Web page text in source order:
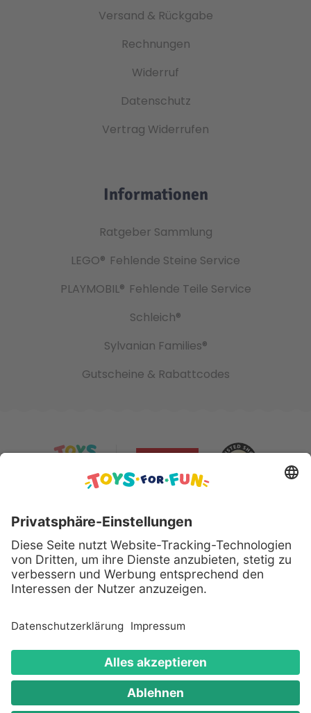
Versand & Rückgabe
Rechnungen
Widerruf
Datenschutz
Vertrag Widerrufen
Informationen
Ratgeber Sammlung
LEGO® Fehlende Steine Service
PLAYMOBIL® Fehlende Teile Service
Schleich®
Sylvanian Families®
Gutscheine & Rabattcodes
Sicher bezahlen mit:
Alle genannten Produkte und Logos sind eingetragene
Warenzeichen der jeweiligen Hersteller.
Copyright © 2008 - 2026 Toys for Fun GmbH - Alle
Rechte vorbehalten